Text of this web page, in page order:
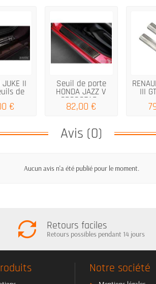
II
de
€
Seuil de porte
HONDA JAZZ V
CROSSTAR...
82,00 €
III
Avis (0)
Aucun avis n'a été publié pour le moment.
Retours faciles
Retours possibles pendant 14 jours
Notre société